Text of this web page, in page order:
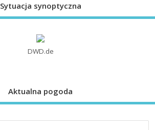
Sytuacja synoptyczna
DWD.de
Aktualna pogoda